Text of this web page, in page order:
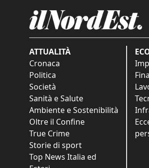
ATTUALITÀ
Cronaca
Politica
Società
Sanità e Salute
Ambiente e Sostenibilità
Oltre il Confine
True Crime
Storie di sport
Top News Italia ed